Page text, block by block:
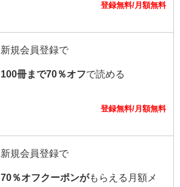
登録無料/月額無料
新規会員登録で
100冊まで70％オフで読める
登録無料/月額無料
新規会員登録で
70％オフクーポンがもらえる月額メ